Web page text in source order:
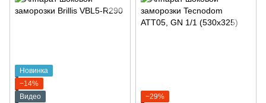
Новинка
−14%
Видео
−29%